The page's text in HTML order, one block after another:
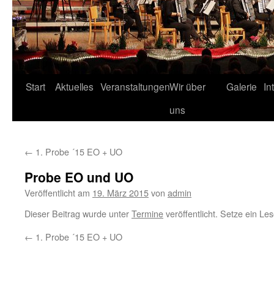
Start Aktuelles VeranstaltungenWir über
uns
Galerie
← 1. Probe ´15 EO + UO
Probe EO und UO
Veröffentlicht am 19. März 2015von admin
Dieser Beitrag wurde unterTermineveröffentlicht. Setze ein
← 1. Probe ´15 EO + UO